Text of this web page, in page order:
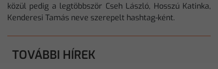
közül pedig a legtöbbször Cseh László, Hosszú Katinka,
Kenderesi Tamás neve szerepelt hashtag-ként.
TOVÁBBI HÍREK